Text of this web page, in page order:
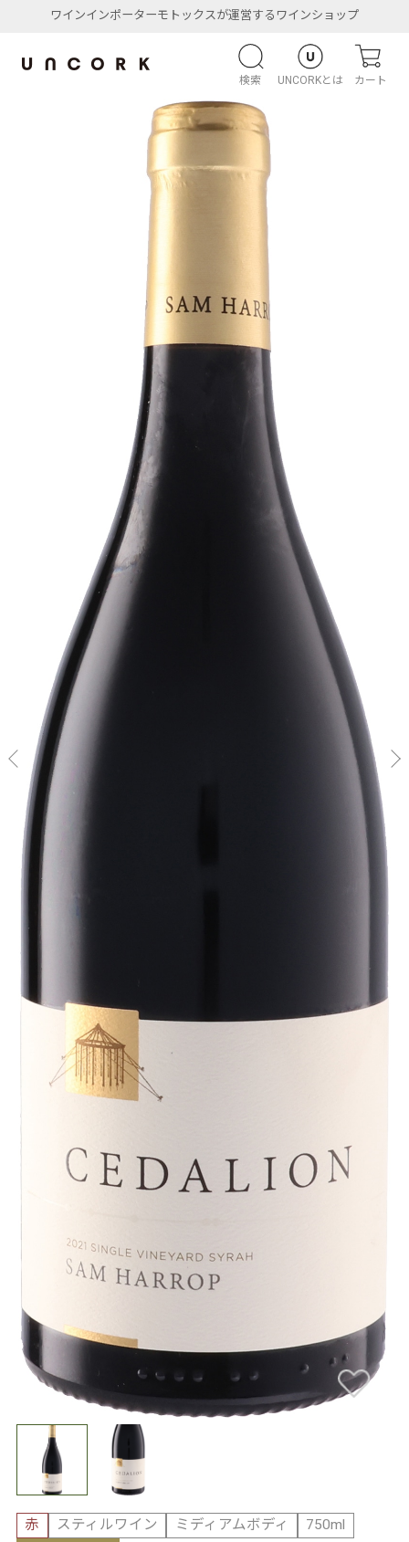
ワインインポーターモトックスが運営するワインショップ
検索 UNCORKとは カート
赤 スティルワイン ミディアムボディ
750ml